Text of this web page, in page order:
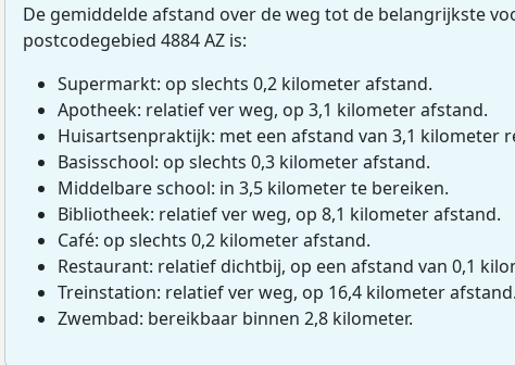
De gemiddelde afstand over de weg tot de belangrijkste
postcodegebied 4884 AZ is:
Supermarkt: op slechts 0,2 kilometer afstand.
Apotheek: relatief ver weg, op 3,1 kilometer afstand.
Huisartsenpraktijk: met een afstand van 3,1 kilometer
Basisschool: op slechts 0,3 kilometer afstand.
Middelbare school: in 3,5 kilometer te bereiken.
Bibliotheek: relatief ver weg, op 8,1 kilometer afstand.
Café: op slechts 0,2 kilometer afstand.
Restaurant: relatief dichtbij, op een afstand van 0,1
Treinstation: relatief ver weg, op 16,4 kilometer afstand.
Zwembad: bereikbaar binnen 2,8 kilometer.